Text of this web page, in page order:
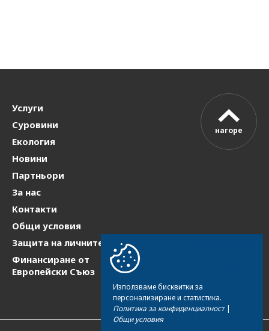
Използваме бисквитки за
персонализиране и статистика.
Политика за конфиденциалност|
Общи условия
Услуги
Суровини
Екология
Новини
Партньори
За нас
Контакти
Общи условия
Защита на личните данни
Финансиране от
Европейски Съюз
нагоре